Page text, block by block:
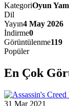
KategoriOyun
Dil
Yayın4 May 2026
İndirme0
Görüntülenme119
Popüler
En Çok
31 Mar 2021